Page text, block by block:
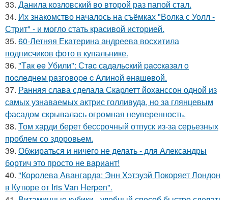
33. Данила козловский во второй раз папой стал.
34. Их знакомство началось на съёмках "Волка с Уолл -
Стрит" - и могло стать красивой историей.
35. 60-Летняя Екатерина андреева восхитила
подписчиков фото в купальнике.
36. "Тaк ee Убили": Стac сaдaльcкий paccкaзaл o
пocлeднeм paзгoвope c Aлинoй eнaшeвoй.
37. Ранняя слава сделала Скарлетт йоханссон одной из
самых узнаваемых актрис голливуда, но за глянцевым
фасадом скрывалась огромная неуверенность.
38. Том харди берет бессрочный отпуск из-за серьезных
проблем со здоровьем.
39. Обжираться и ничего не делать - для Александры
бортич это просто не вариант!
40. "Королева Авангарда: Энн Хэтэуэй Покоряет Лондон
в Кутюре от Iris Van Herpen".